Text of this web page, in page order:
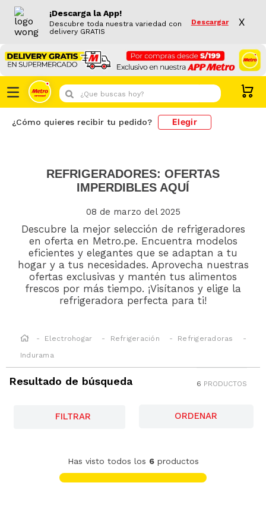
¡Descarga la App!
Descubre toda nuestra variedad con
delivery GRATIS
Descargar X
¿Que buscas hoy?
¿Cómo quieres recibir tu pedido? Elegir
REFRIGERADORES: OFERTAS
IMPERDIBLES AQUÍ
08 de marzo del 2025
Descubre la mejor selección de refrigeradores
en oferta en Metro.pe. Encuentra modelos
eficientes y elegantes que se adaptan a tu
hogar y a tus necesidades. Aprovecha nuestras
ofertas exclusivas y mantén tus alimentos
frescos por más tiempo. ¡Visítanos y elige la
refrigeradora perfecta para ti!
Electrohogar Refrigeración
Refrigeradoras
Indurama
Resultado de búsqueda 6 PRODUCTOS
FILTRAR
-44 %
Refrigeradora Indurama Side By Side Ri-